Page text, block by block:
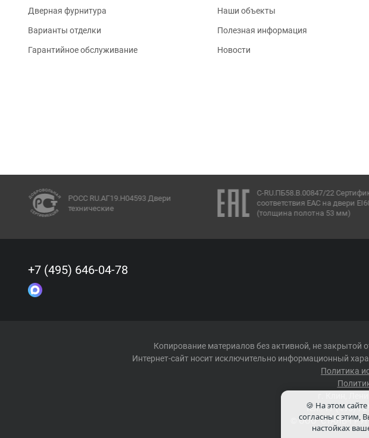
Дверная фурнитура
Варианты отделки
Гарантийное обслуживание
Наши объекты
Полезная информация
Новости
РОСС RU.АГ19.Н04593 Двери
технические
C-RU.ПБ58.В.00847/22
соответствия ЕАС на двери
(толщина полотна 53 мм)
+7 (495) 646-04-78
Копирование материалов без активной, не
Интернет-сайт носит исключительно информационный
Политика
Тел.:+7 (495)
ООО "СТАЛЬ-
🍪 На этом
согласны с этим,
настойках